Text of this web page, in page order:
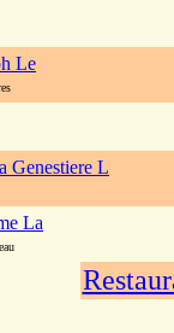
Le
Genestiere L
La